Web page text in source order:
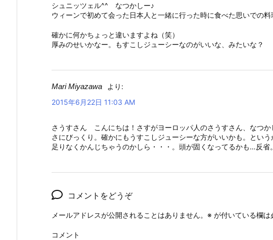
シュニッツェル^^ なつかしー♪
ウィーンで初めて会った日本人と一緒に行った時に食べた思いでの料
確かに何かちょっと違いますよね（笑）
厚みのせいかなー。もすこしジューシーなのがいいな、みたいな？
Mari Miyazawa
より:
2015年6月22日 11:03 AM
さうすさん こんにちは！さすがヨーロッパ人のさうすさん、なつ
さにびっくり。確かにもうすこしジューシーな方がいいかも。とい
足りなくかんじちゃうのかしら・・・。頭が固くなってるかも…反省。
コメントをどうぞ
メールアドレスが公開されることはありません。 ※ が付いている欄は
コメント